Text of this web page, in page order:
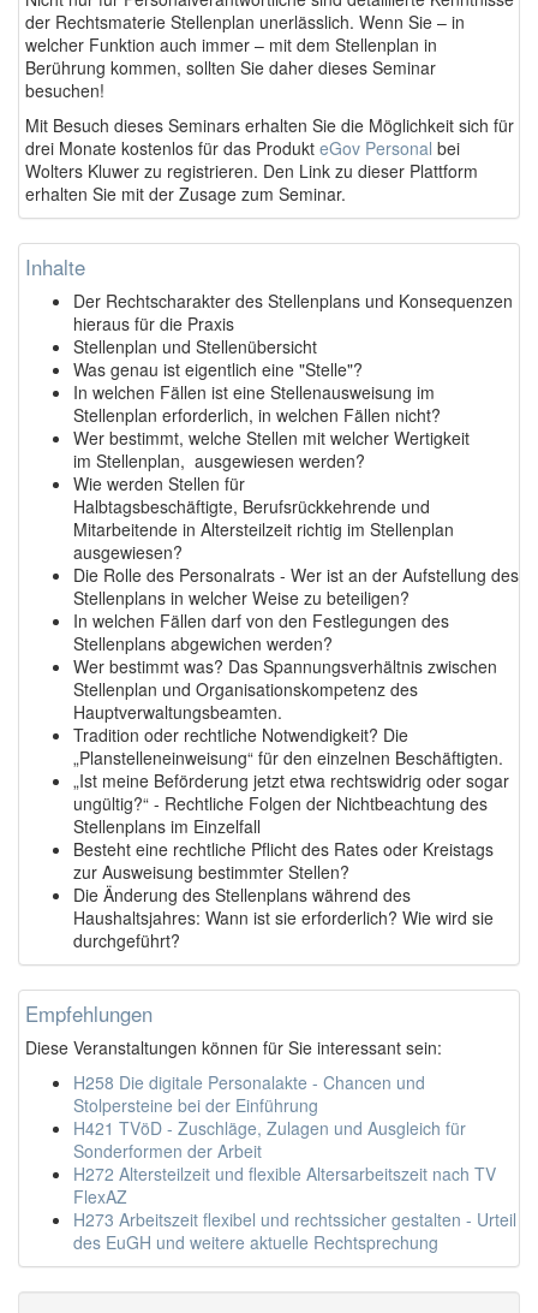
der Rechtsmaterie Stellenplan unerlässlich. Wenn Sie – in
welcher Funktion auch immer – mit dem Stellenplan in
Berührung kommen, sollten Sie daher dieses Seminar
besuchen!
Mit Besuch dieses Seminars erhalten Sie die Möglichkeit sich für
drei Monate kostenlos für das Produkt eGov Personal bei
Wolters Kluwer zu registrieren. Den Link zu dieser Plattform
erhalten Sie mit der Zusage zum Seminar.
Inhalte
Der Rechtscharakter des Stellenplans und Konsequenzen
hieraus für die Praxis
Stellenplan und Stellenübersicht
Was genau ist eigentlich eine "Stelle"?
In welchen Fällen ist eine Stellenausweisung im
Stellenplan erforderlich, in welchen Fällen nicht?
Wer bestimmt, welche Stellen mit welcher Wertigkeit
im Stellenplan, ausgewiesen werden?
Wie werden Stellen für
Halbtagsbeschäftigte, Berufsrückkehrende und
Mitarbeitende in Altersteilzeit richtig im Stellenplan
ausgewiesen?
Die Rolle des Personalrats - Wer ist an der Aufstellung des
Stellenplans in welcher Weise zu beteiligen?
In welchen Fällen darf von den Festlegungen des
Stellenplans abgewichen werden?
Wer bestimmt was? Das Spannungsverhältnis zwischen
Stellenplan und Organisationskompetenz des
Hauptverwaltungsbeamten.
Tradition oder rechtliche Notwendigkeit? Die
„Planstelleneinweisung“ für den einzelnen Beschäftigten.
„Ist meine Beförderung jetzt etwa rechtswidrig oder sogar
ungültig?“ - Rechtliche Folgen der Nichtbeachtung des
Stellenplans im Einzelfall
Besteht eine rechtliche Pflicht des Rates oder Kreistags
zur Ausweisung bestimmter Stellen?
Die Änderung des Stellenplans während des
Haushaltsjahres: Wann ist sie erforderlich? Wie wird sie
durchgeführt?
Empfehlungen
Diese Veranstaltungen können für Sie interessant sein:
H258 Die digitale Personalakte - Chancen und
Stolpersteine bei der Einführung
H421 TVöD - Zuschläge, Zulagen und Ausgleich für
Sonderformen der Arbeit
H272 Altersteilzeit und flexible Altersarbeitszeit nach TV
FlexAZ
H273 Arbeitszeit flexibel und rechtssicher gestalten - Urteil
des EuGH und weitere aktuelle Rechtsprechung